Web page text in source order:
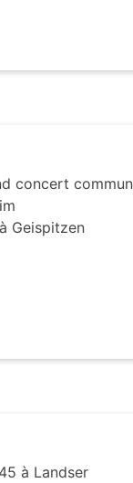
concert commun
Geispitzen
à Landser